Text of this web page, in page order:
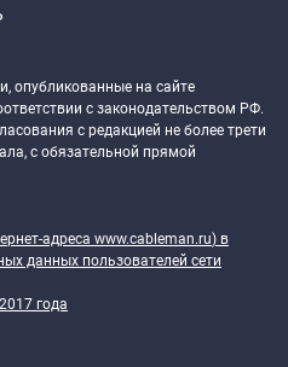
опубликованные на сайте
с законодательством РФ.
с редакцией не более трети
с обязательной прямой
адреса www.cableman.ru) в
данных пользователей сети
года